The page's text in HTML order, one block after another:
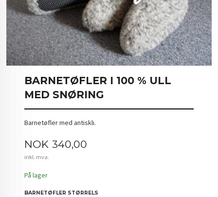
BARNETØFLER I 100 % ULL
MED SNØRING
Barnetøfler med antiskli.
Pris
NOK 340,00
inkl. mva.
På lager
BARNETØFLER STØRRELS